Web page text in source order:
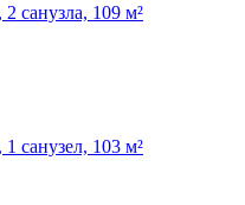
санузла, 109 м²
санузел, 103 м²